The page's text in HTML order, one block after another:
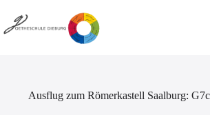
Inhalt
springen
Ausflug zum Römerkastell Saalburg: